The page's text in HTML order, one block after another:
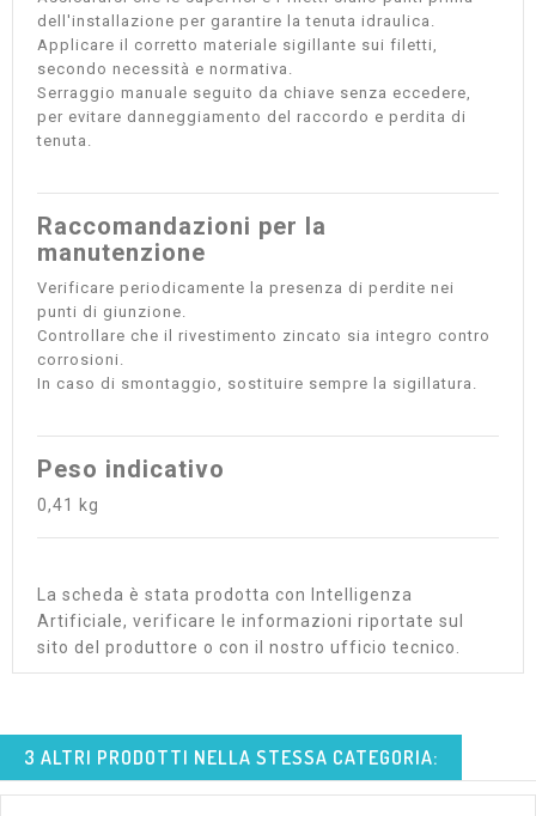
dell'installazione per garantire la tenuta idraulica.
Applicare il corretto materiale sigillante sui filetti,
secondo necessità e normativa.
Serraggio manuale seguito da chiave senza eccedere,
per evitare danneggiamento del raccordo e perdita di
tenuta.
Raccomandazioni per la
manutenzione
Verificare periodicamente la presenza di perdite nei
punti di giunzione.
Controllare che il rivestimento zincato sia integro contro
corrosioni.
In caso di smontaggio, sostituire sempre la sigillatura.
Peso indicativo
0,41 kg
La scheda è stata prodotta con Intelligenza
Artificiale, verificare le informazioni riportate sul
sito del produttore o con il nostro ufficio tecnico.
3 ALTRI PRODOTTI NELLA STESSA CATEGORIA: